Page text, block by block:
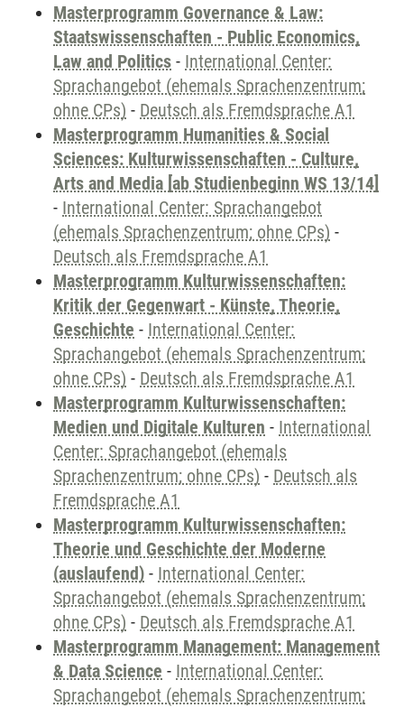
Masterprogramm Governance & Law:
Staatswissenschaften - Public Economics,
Law and Politics - International Center:
Sprachangebot (ehemals Sprachenzentrum;
ohne CPs) - Deutsch als Fremdsprache A1
Masterprogramm Humanities & Social
Sciences: Kulturwissenschaften - Culture,
Arts and Media [ab Studienbeginn WS 13/14]
- International Center: Sprachangebot
(ehemals Sprachenzentrum; ohne CPs) -
Deutsch als Fremdsprache A1
Masterprogramm Kulturwissenschaften:
Kritik der Gegenwart - Künste, Theorie,
Geschichte - International Center:
Sprachangebot (ehemals Sprachenzentrum;
ohne CPs) - Deutsch als Fremdsprache A1
Masterprogramm Kulturwissenschaften:
Medien und Digitale Kulturen - International
Center: Sprachangebot (ehemals
Sprachenzentrum; ohne CPs) - Deutsch als
Fremdsprache A1
Masterprogramm Kulturwissenschaften:
Theorie und Geschichte der Moderne
(auslaufend) - International Center:
Sprachangebot (ehemals Sprachenzentrum;
ohne CPs) - Deutsch als Fremdsprache A1
Masterprogramm Management: Management
& Data Science - International Center:
Sprachangebot (ehemals Sprachenzentrum;